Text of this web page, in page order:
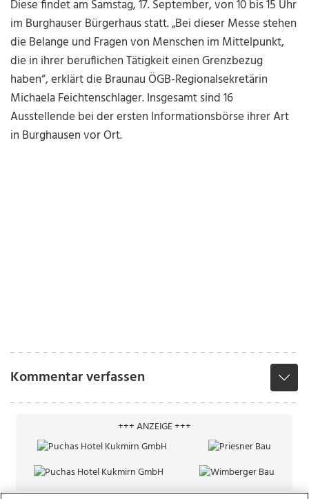
Diese findet am Samstag, 17. September, von 10 bis 15 Uhr
im Burghauser Bürgerhaus statt. „Bei dieser Messe stehen
die Belange und Fragen von Menschen im Mittelpunkt,
die in ihrer beruflichen Tätigkeit einen Grenzbezug
haben“, erklärt die Braunau ÖGB-Regionalsekretärin
Michaela Feichtenschlager. Insgesamt sind 16
Ausstellende bei der ersten Informationsbörse ihrer Art
in Burghausen vor Ort.
Kommentar verfassen
+++ ANZEIGE +++